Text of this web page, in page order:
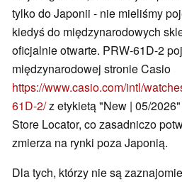
tylko do Japonii - nie mieliśmy
kiedyś do międzynarodowych
oficjalnie otwarte. PRW-61D-2
międzynarodowej stronie Casio
https://www.casio.com/intl/
61D-2/z etykietą "New | 05/
Store Locator, co zasadniczo
zmierza na rynki poza Japonią.
Dla tych, którzy nie są